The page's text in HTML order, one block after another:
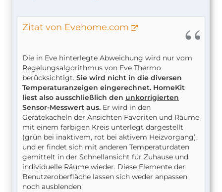
Zitat von Evehome.com
Die in Eve hinterlegte Abweichung wird nur vom
Regelungsalgorithmus von Eve Thermo
berücksichtigt. Sie wird nicht in die diversen
Temperaturanzeigen eingerechnet. HomeKit
liest also ausschließlich den unkorrigierten
Sensor-Messwert aus. Er wird in den
Gerätekacheln der Ansichten Favoriten und Räume
mit einem farbigen Kreis unterlegt dargestellt
(grün bei inaktivem, rot bei aktivem Heizvorgang),
und er findet sich mit anderen Temperaturdaten
gemittelt in der Schnellansicht für Zuhause und
individuelle Räume wieder. Diese Elemente der
Benutzeroberfläche lassen sich weder anpassen
noch ausblenden.